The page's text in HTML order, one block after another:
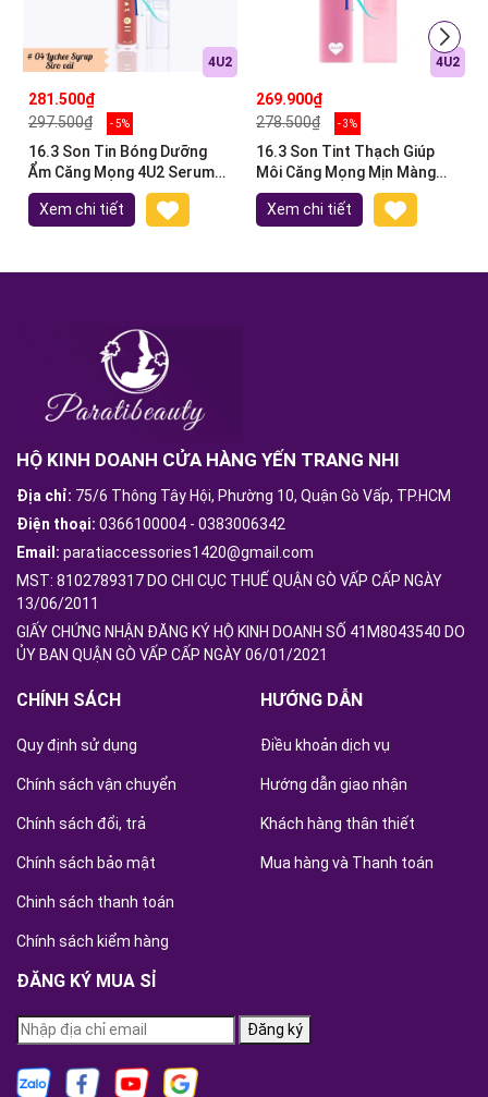
4U2
281.500₫
297.500₫
- 5%
16.3 Son Tin Bóng Dưỡng
Ẩm Căng Mọng 4U2 Serum
Tint Oil 3g
Xem chi tiết
4U2
269.900₫
278.500₫
- 3%
16.3 Son Tint Thạch Giúp
Môi Căng Mọng Mịn Màng
Lâu Trôi 4u2 Jelly Tint 4g
Xem chi tiết
HỘ KINH DOANH CỬA HÀNG YẾN TRANG NHI
Địa chỉ: 75/6 Thông Tây Hội, Phường 10, Quận Gò Vấp, TP.HCM
Điện thoại: 0366100004 - 0383006342
Email: paratiaccessories1420@gmail.com
MST: 8102789317 DO CHI CỤC THUẾ QUẬN GÒ VẤP CẤP NGÀY
13/06/2011
GIẤY CHỨNG NHẬN ĐĂNG KÝ HỘ KINH DOANH SỐ 41M8043540 DO
ỦY BAN QUẬN GÒ VẤP CẤP NGÀY 06/01/2021
CHÍNH SÁCH
Quy định sử dụng
Chính sách vận chuyển
Chính sách đổi, trả
Chính sách bảo mật
Chinh sách thanh toán
Chính sách kiểm hàng
HƯỚNG DẪN
Điều khoản dịch vụ
Hướng dẫn giao nhận
Khách hàng thân thiết
Mua hàng và Thanh toán
ĐĂNG KÝ MUA SỈ
Đăng ký